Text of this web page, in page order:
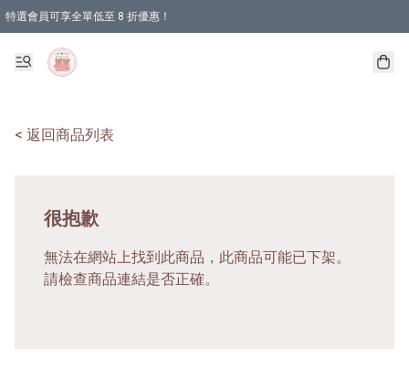
特選會員可享全單低至 8 折優惠！
< 返回商品列表
很抱歉
無法在網站上找到此商品，此商品可能已下架。
請檢查商品連結是否正確。